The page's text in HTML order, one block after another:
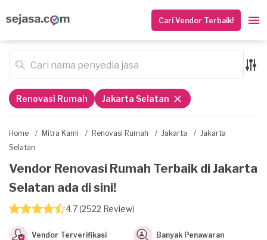
Cari Vendor Terbaik!
Home / Mitra Kami / Renovasi Rumah / Jakarta / Jakarta
Selatan
Vendor Renovasi Rumah Terbaik di Jakarta
Selatan ada di sini!
4.7 (2522 Review)
Vendor Terverifikasi Banyak Penawaran
Renovasi Rumah Jakarta Selatan